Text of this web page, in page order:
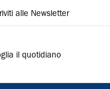
alle Newsletter
il quotidiano